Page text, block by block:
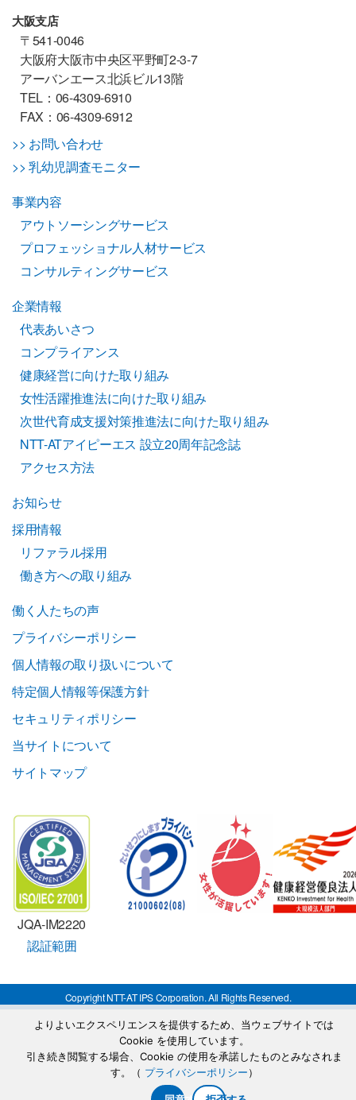
大阪支店
〒541-0046
大阪府大阪市中央区平野町2-3-7
アーバンエース北浜ビル13階
TEL：06-4309-6910
FAX：06-4309-6912
>> お問い合わせ
>> 乳幼児調査モニター
事業内容
アウトソーシングサービス
プロフェッショナル人材サービス
コンサルティングサービス
企業情報
代表あいさつ
コンプライアンス
健康経営に向けた取り組み
女性活躍推進法に向けた取り組み
次世代育成支援対策推進法に向けた取り組み
NTT-ATアイピーエス 設立20周年記念誌
アクセス方法
お知らせ
採用情報
リファラル採用
働き方への取り組み
働く人たちの声
プライバシーポリシー
個人情報の取り扱いについて
特定個人情報等保護方針
セキュリティポリシー
当サイトについて
サイトマップ
JQA-IM2220
認証範囲
Copyright NTT-AT IPS Corporation. All Rights Reserved.
よりよいエクスペリエンスを提供するため、当ウェブサイトでは
Cookie を使用しています。
引き続き閲覧する場合、Cookie の使用を承諾したものとみなされま
す。（ プライバシーポリシー）